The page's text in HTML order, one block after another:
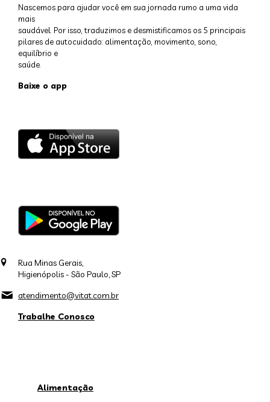
Nascemos para ajudar você em sua jornada rumo a uma vida
mais
saudável. Por isso, traduzimos e desmistificamos os 5 principais
pilares de autocuidado: alimentação, movimento, sono,
equilíbrio e
saúde.
Baixe o app
Rua Minas Gerais,
Higienópolis - São Paulo, SP
atendimento@vitat.com.br
Trabalhe Conosco
Alimentação